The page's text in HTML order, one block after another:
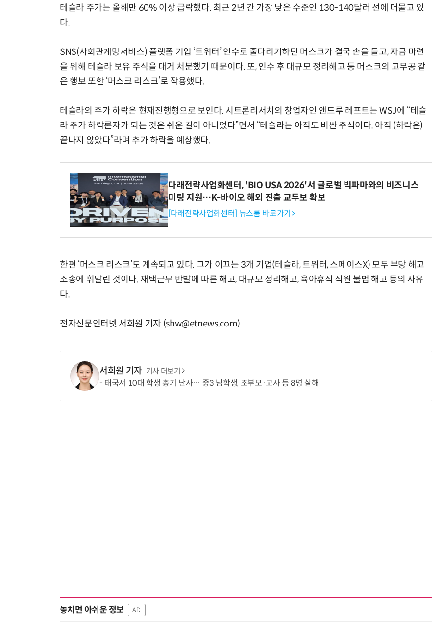
테슬라 주가는 올해만 60% 이상 급락했다. 최근 2년 간 가장 낮은 수준인 130-140달러 선에 머물고 있
다.
SNS(사회관계망서비스) 플랫폼 기업 ‘트위터’ 인수로 줄다리기하던 머스크가 결국 손을 들고, 자금 마련
을 위해 테슬라 보유 주식을 대거 처분했기 때문이다. 또, 인수 후 대규모 정리해고 등 머스크의 고무공 같
은 행보 또한 ‘머스크 리스크’로 작용했다.
테슬라의 주가 하락은 현재진행형으로 보인다. 시트론리서치의 창업자인 앤드루 레프트는 WSJ에 “테슬
라 주가 하락론자가 되는 것은 쉬운 길이 아니었다”면서 “테슬라는 아직도 비싼 주식이다. 아직 (하락은)
끝나지 않았다”라며 추가 하락을 예상했다.
다래전략사업화센터, 'BIO USA 2026'서 글로벌 빅파마와의 비즈니스
미팅 지원…K-바이오 해외 진출 교두보 확보
[다래전략사업화센터] 뉴스룸 바로가기>
한편 ‘머스크 리스크’도 계속되고 있다. 그가 이끄는 3개 기업(테슬라, 트위터, 스페이스X) 모두 부당 해고
소송에 휘말린 것이다. 재택근무 반발에 따른 해고, 대규모 정리해고, 육아휴직 직원 불법 해고 등의 사유
다.
전자신문인터넷 서희원 기자 (shw@etnews.com)
서희원 기자 기사 더보기
태국서 10대 학생 총기 난사… 중3 남학생, 조부모·교사 등 8명 살해
놓치면 아쉬운 정보 AD